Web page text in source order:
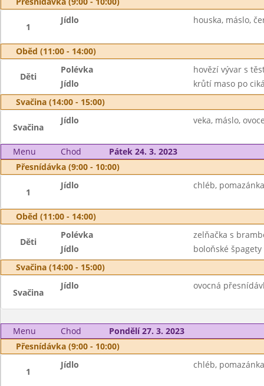
1
Jídlo houska, máslo,
Oběd (11:00 - 14:00)
Děti
Polévka
hovězí vývar s
Jídlo
krůtí maso po
Svačina (14:00 - 15:00)
Svačina
Jídlo veka, máslo,
Menu Chod
Pátek 24. 3. 2023
Přesnídávka (9:00 - 10:00)
1
Jídlo chléb,
Oběd (11:00 - 14:00)
Děti
Polévka
zelňačka s
Jídlo
boloňské
Svačina (14:00 - 15:00)
Svačina
Jídlo ovocná
Menu Chod
Pondělí 27. 3. 2023
Přesnídávka (9:00 - 10:00)
1
Jídlo chléb,